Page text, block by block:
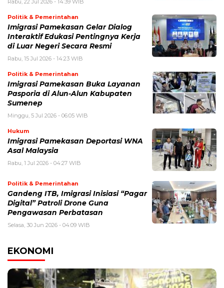
Rabu, 22 Jul 2026 - 14:39 WIB
Politik & Pemerintahan
Imigrasi Pamekasan Gelar Dialog
Interaktif Edukasi Pentingnya Kerja
di Luar Negeri Secara Resmi
Rabu, 15 Jul 2026 - 14:23 WIB
Politik & Pemerintahan
Imigrasi Pamekasan Buka Layanan
Pasporia di Alun-Alun Kabupaten
Sumenep
Minggu, 5 Jul 2026 - 06:05 WIB
Hukum
Imigrasi Pamekasan Deportasi WNA
Asal Malaysia
Rabu, 1 Jul 2026 - 04:27 WIB
Politik & Pemerintahan
Gandeng ITB, Imigrasi Inisiasi “Pagar
Digital” Patroli Drone Guna
Pengawasan Perbatasan
Selasa, 30 Jun 2026 - 04:09 WIB
EKONOMI